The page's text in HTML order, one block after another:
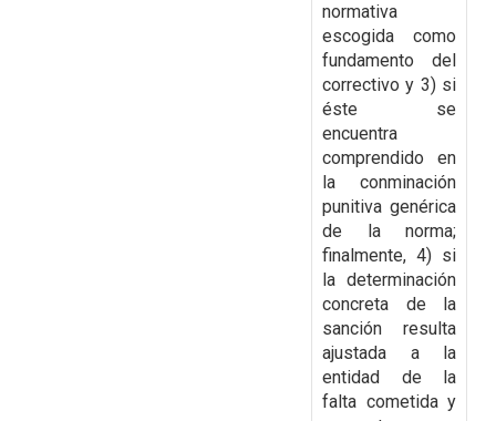
normativa
escogida como
fundamento del
correctivo y 3) si
éste se
encuentra
comprendido en
la conminación
punitiva genérica
de la norma;
finalmente, 4) si
la determinación
concreta de la
sanción resulta
ajustada a la
entidad de la
falta cometida y